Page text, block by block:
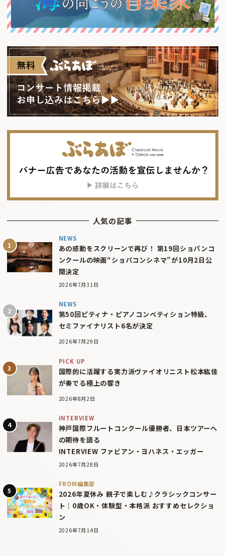
人気の記事
NEWS
あの感動をスクリーンで再び！ 第19回ショパンコ
ンクールの映画“ショパコンシネマ”が10月2日公
開決定
2026年7月31日
NEWS
第50回ピティナ・ピアノコンペティション特級、
セミファイナリスト6名が決定
2026年7月29日
PICK UP
国際的に活躍する実力派ヴァイオリニスト松本紘佳
が奏でる極上の響き
2026年8月2日
INTERVIEW
神戸国際フルートコンクール優勝者、日本ツアーへ
の期待を語る
INTERVIEW ファビアン・ヨハネス・エッガー
2026年7月28日
FROM編集部
2026年夏休み 親子で楽しむ♪クラシックコンサー
ト｜0歳OK・体験型・本格派 おすすめセレクショ
ン
2026年7月14日